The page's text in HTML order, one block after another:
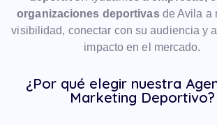
organizaciones deportivasde Avila a
visibilidad, conectar con su audiencia y
impacto en el mercado.
¿Por qué elegir nuestra
Marketing Deportivo?